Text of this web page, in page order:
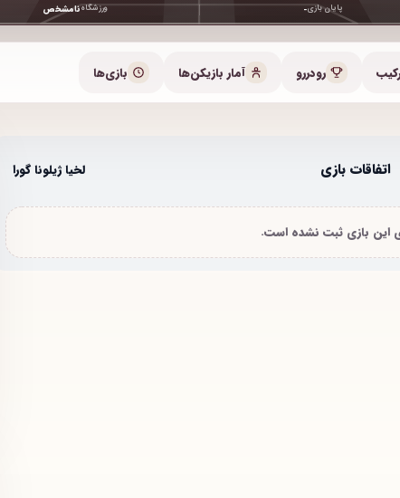
پایان بازی- ورزشگاهنامشخص
رودررو آمار بازیکن‌ها بازی‌ها
اتفاقات بازی لخیا ژیلونا گورا
این بازی ثبت نشده است.